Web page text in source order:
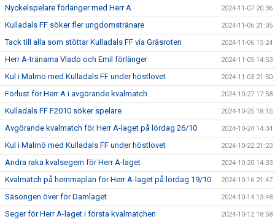
Nyckelspelare förlänger med Herr A 2024-11-07 20:36
Kulladals FF söker fler ungdomstränare 2024-11-06 21:05
Tack till alla som stöttar Kulladals FF via Gräsroten 2024-11-06 15:24
Herr A-tränarna Vlado och Emil förlänger 2024-11-05 14:53
Kul i Malmö med Kulladals FF under höstlovet 2024-11-03 21:50
Förlust för Herr A i avgörande kvalmatch 2024-10-27 17:58
Kulladals FF F2010 söker spelare 2024-10-25 18:15
Avgörande kvalmatch för Herr A-laget på lördag 26/10 2024-10-24 14:34
Kul i Malmö med Kulladals FF under höstlovet 2024-10-22 21:23
Andra raka kvalsegern för Herr A-laget 2024-10-20 14:33
Kvalmatch på hemmaplan för Herr A-laget på lördag 19/10 2024-10-16 21:47
Säsongen över för Damlaget 2024-10-14 13:48
Seger för Herr A-laget i första kvalmatchen 2024-10-12 18:58